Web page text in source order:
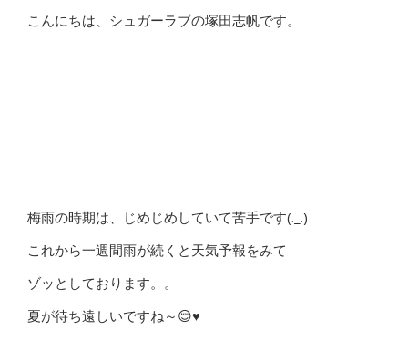
こんにちは、シュガーラブの塚田志帆です。
梅雨の時期は、じめじめしていて苦手です(._.)
これから一週間雨が続くと天気予報をみて
ゾッとしております。。
夏が待ち遠しいですね～😌♥